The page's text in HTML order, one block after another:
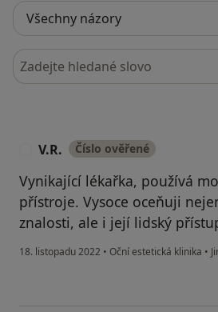
Hledejte v názorech
V.R. Číslo ověřené
Vynikající lékařka, používá
přístroje. Vysoce oceňuji
znalosti, ale i její lidský
18. listopadu 2022 • Oční estetická klinika •